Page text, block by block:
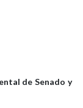
de Senado y